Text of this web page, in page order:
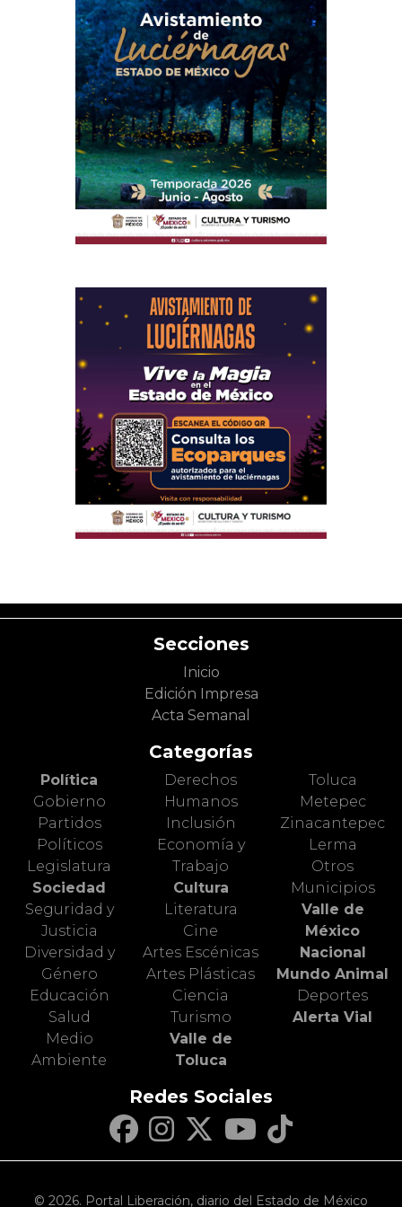
Secciones
Inicio
Edición Impresa
Acta Semanal
Categorías
Política
Gobierno
Partidos
Políticos
Legislatura
Sociedad
Seguridad y
Justicia
Diversidad y
Género
Educación
Salud
Medio
Ambiente
Derechos
Humanos
Inclusión
Economía y
Trabajo
Cultura
Literatura
Cine
Artes Escénicas
Artes Plásticas
Ciencia
Turismo
Valle de
Toluca
Toluca
Metepec
Zinacantepec
Lerma
Otros
Municipios
Valle de
México
Nacional
Mundo Animal
Deportes
Alerta Vial
Redes Sociales
© 2026. Portal Liberación, diario del Estado de México